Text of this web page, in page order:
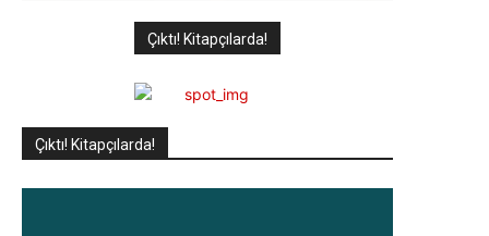
Çıktı! Kitapçılarda!
Çıktı! Kitapçılarda!